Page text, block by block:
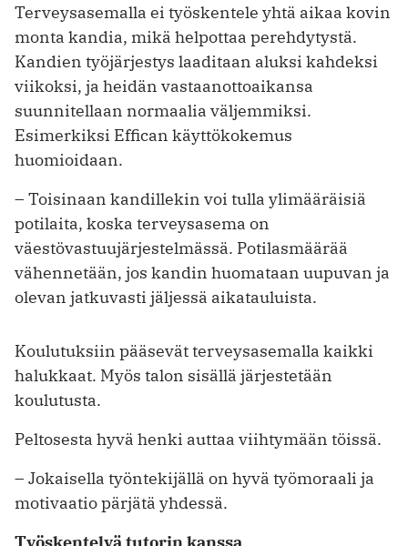
Terveysasemalla ei työskentele yhtä aikaa kovin
monta kandia, mikä helpottaa perehdytystä.
Kandien työjärjestys laaditaan aluksi kahdeksi
viikoksi, ja heidän vastaanottoaikansa
suunnitellaan normaalia väljemmiksi.
Esimerkiksi Effican käyttökokemus
huomioidaan.
– Toisinaan kandillekin voi tulla ylimääräisiä
potilaita, koska terveysasema on
väestövastuujärjestelmässä. Potilasmäärää
vähennetään, jos kandin huomataan uupuvan ja
olevan jatkuvasti jäljessä aikatauluista.
Koulutuksiin pääsevät terveysasemalla kaikki
halukkaat. Myös talon sisällä järjestetään
koulutusta.
Peltosesta hyvä henki auttaa viihtymään töissä.
– Jokaisella työntekijällä on hyvä työmoraali ja
motivaatio pärjätä yhdessä.
Työskentelyä tutorin kanssa